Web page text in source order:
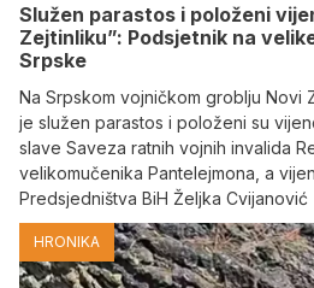
Služen parastos i položeni
Zejtinliku”: Podsjetnik na
Srpske
Na Srpskom vojničkom groblju Novi
je služen parastos i položeni su
slave Saveza ratnih vojnih invalida
velikomučenika Pantelejmona, a
Predsjedništva BiH Željka Cvijanović
HRONIKA